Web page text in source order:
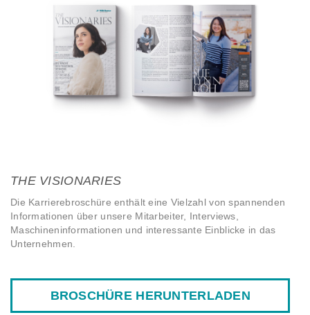
THE VISIONARIES
Die Karrierebroschüre enthält eine Vielzahl von spannenden
Informationen über unsere Mitarbeiter, Interviews,
Maschineninformationen und interessante Einblicke in das
Unternehmen.
BROSCHÜRE HERUNTERLADEN